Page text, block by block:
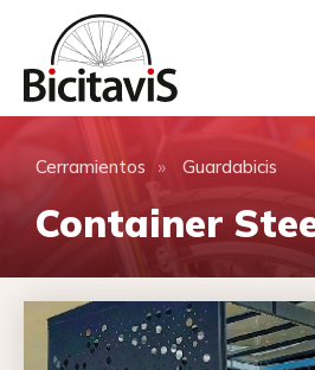
Cerramientos » Guardabicis
Container